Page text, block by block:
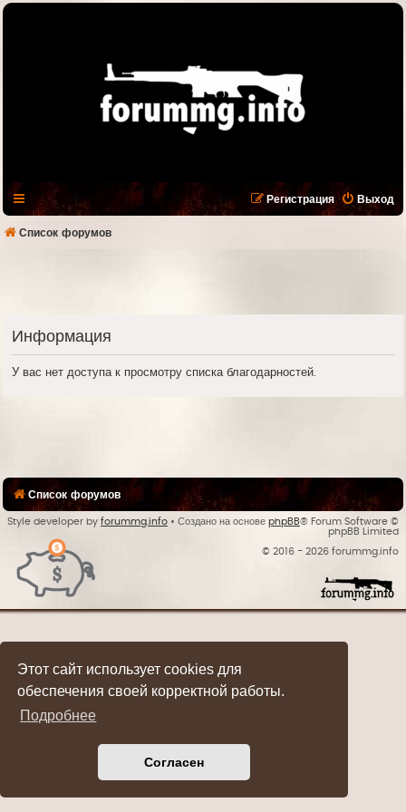
Этот сайт использует cookies для
обеспечения своей корректной работы.
Подробнее
Согласен
Выход
Регистрация
Список форумов
Информация
У вас нет доступа к просмотру списка благодарностей.
Список форумов
Style developer by forummg.info • Создано на основе phpBB® Forum Software ©
phpBB Limited
© 2016 - 2026 forummg.info